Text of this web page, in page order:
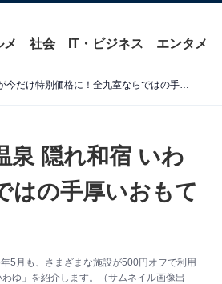
メ 社会 IT・ビジネス エンタメ
【楽天トラベルセール】鳥取県「三朝温泉 隠れ和宿 いわゆ」が今だけ特別価格に！全九室ならではの手厚いおもてなしが魅力の宿【5月24日】
泉 隠れ和宿 いわ
はの手厚いおもて
5月も、さまざまな施設が500円オフで利用
ゆ」を紹介します。（サムネイル画像出